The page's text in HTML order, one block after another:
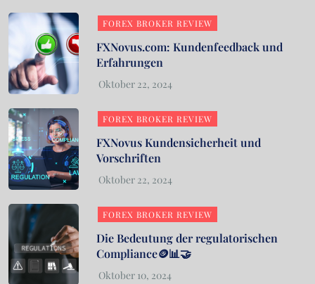
FOREX BROKER REVIEW
FXNovus.com: Kundenfeedback und
Erfahrungen
FOREX BROKER REVIEW
FXNovus Kundensicherheit und
Vorschriften
FOREX BROKER REVIEW
Die Bedeutung der regulatorischen
Compliance🪙📊🤝